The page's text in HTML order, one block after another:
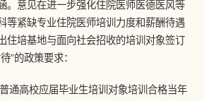
。意见在进一步强化住院医师医德医风等
等紧缺专业住院医师培训力度和薪酬待遇
住培基地与面向社会招收的培训对象签订
”的政策要求：
通高校应届毕业生培训对象培训合格当年